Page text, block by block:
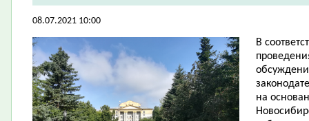
08.07.2021 10:00
В
на